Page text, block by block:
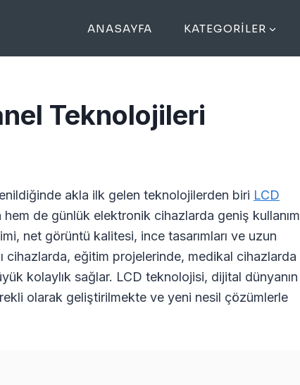
ANASAYFA KATEGORILER
Teknolojileri
akla ilk gelen teknolojilerden biri LCD
de günlük elektronik cihazlarda geniş kullanım
net görüntü kalitesi, ince tasarımları ve uzun
cihazlarda, eğitim projelerinde, medikal cihazlarda
kolaylık sağlar. LCD teknolojisi, dijital dünyanın
olarak geliştirilmekte ve yeni nesil çözümlerle